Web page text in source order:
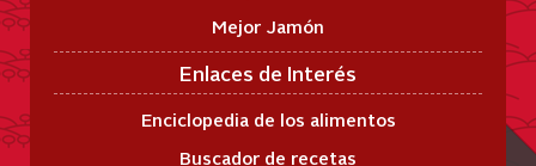
Mejor Jamón
Enlaces de Interés
Enciclopedia de los alimentos
Buscador de recetas